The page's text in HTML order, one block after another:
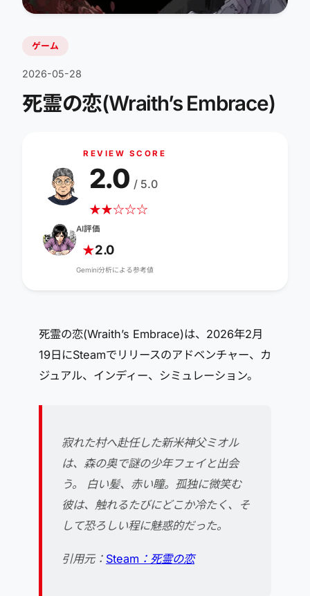
ゲーム
2026-05-28
死霊の恋(Wraith’s Embrace)
REVIEW SCORE
★★☆☆☆
2.0 / 5.0
AI評価
★2.0
Gemini分析による参考値
死霊の恋(Wraith’s Embrace)は、2026年2月
19日にSteamでリリースのアドベンチャー、カ
ジュアル、インディー、シミュレーション。
寂れた村へ赴任した新米神父ミオル
は、森の奥で謎の少年フェイと出会
う。 白い髪、赤い瞳。孤独に微笑む
彼は、触れるたびにどこか冷たく、そ
して恐ろしい程に魅惑的だった。
引用元： Steam：死霊の恋